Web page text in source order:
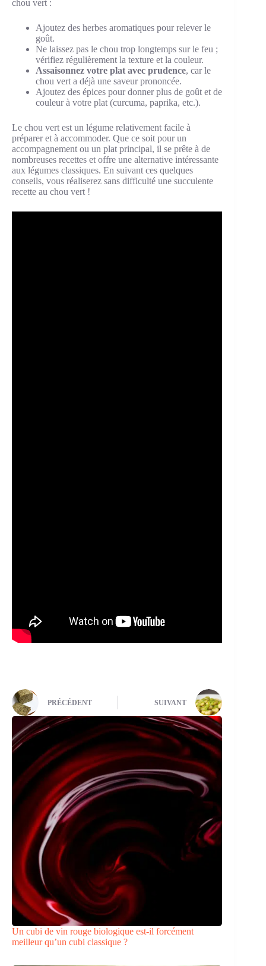
chou vert :
Ajoutez des herbes aromatiques pour relever le
goût.
Ne laissez pas le chou trop longtemps sur le feu ;
vérifiez régulièrement la texture et la couleur.
Assaisonnez votre plat avec prudence, car le
chou vert a déjà une saveur prononcée.
Ajoutez des épices pour donner plus de goût et de
couleur à votre plat (curcuma, paprika, etc.).
Le chou vert est un légume relativement facile à
préparer et à accommoder. Que ce soit pour un
accompagnement ou un plat principal, il se prête à de
nombreuses recettes et offre une alternative intéressante
aux légumes classiques. En suivant ces quelques
conseils, vous réaliserez sans difficulté une succulente
recette au chou vert !
PRÉCÉDENT SUIVANT
Un cubi de vin rouge biologique est-il forcément
meilleur qu’un cubi classique ?